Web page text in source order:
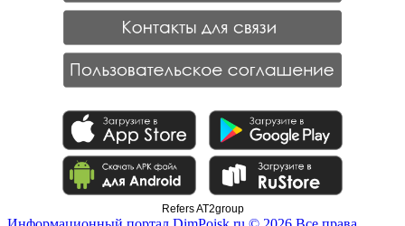
Refers AT2group